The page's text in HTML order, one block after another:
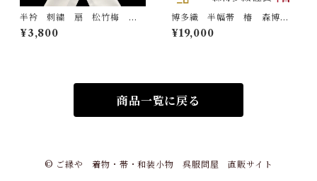
半衿 刺繍 扇 松竹梅
金 白地 シルエリー 新合
繊 日本製 刺繍衿 和装小
¥3,800
博多織 半幅帯 椿 森博多
織 正絹 長さ/3m78cm 日
本製 和装 小袋帯 半巾帯
¥19,000
商品一覧に戻る
© ご縁や 着物・帯・和装小物 呉服問屋 直販サイト